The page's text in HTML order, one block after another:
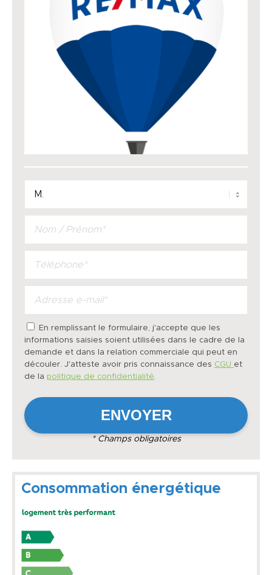
En remplissant le formulaire, j'accepte que les
informations saisies soient utilisées dans le cadre de la
demande et dans la relation commerciale qui peut en
découler. J'atteste avoir pris connaissance des CGU et
de la politique de confidentialité
* Champs obligatoires
Consommation énergétique